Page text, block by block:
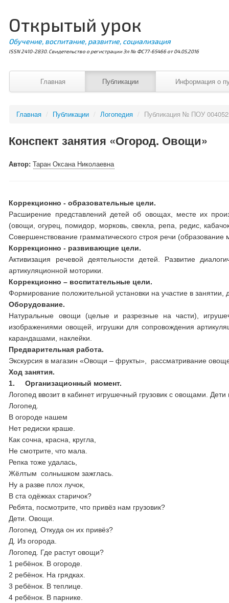
Открытый урок
Обучение, воспитание, развитие, социализация
ISSN 2410-2830. Свидетельство о регистрации Эл № ФС77-65466 от 04.05.2016
Главная Публикации Информация о
Главная / Публикации / Логопедия / Публикация № ПОУ 004052
Конспект занятия «Огород. Овощи»
Автор:Таран Оксана Николаевна
Коррекционно - образовательные цели.
Расширение представлений детей об овощах, месте их
(овощи, огурец, помидор, морковь, свекла, репа, редис,
Совершенствование грамматического строя речи
Коррекционно - развивающие цели.
Активизация речевой деятельности детей. Развитие
артикуляционной моторики.
Коррекционно – воспитательные цели.
Формирование положительной установки на участие в
Оборудование.
Натуральные овощи (целые и разрезные на части),
изображениями овощей, игрушки для сопровождения
карандашами, наклейки.
Предварительная работа.
Экскурсия в магазин «Овощи – фрукты», рассматривание
Ход занятия.
1.Организационный момент.
Логопед ввозит в кабинет игрушечный грузовик с овощами.
Логопед.
В огороде нашем
Нет редиски краше.
Как сочна, красна, кругла,
Не смотрите, что мала.
Репка тоже удалась,
Жёлтым солнышком зажглась.
Ну а разве плох лучок,
В ста одёжках старичок?
Ребята, посмотрите, что привёз нам грузовик?
Дети. Овощи.
Логопед. Откуда он их привёз?
Д. Из огорода.
Логопед. Где растут овощи?
1 ребёнок. В огороде.
2 ребёнок. На грядках.
3 ребёнок. В теплице.
4 ребёнок. В парнике.